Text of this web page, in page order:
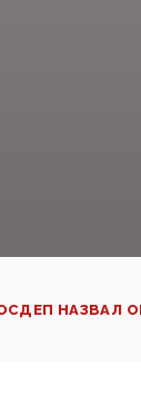
НАЗВАЛ